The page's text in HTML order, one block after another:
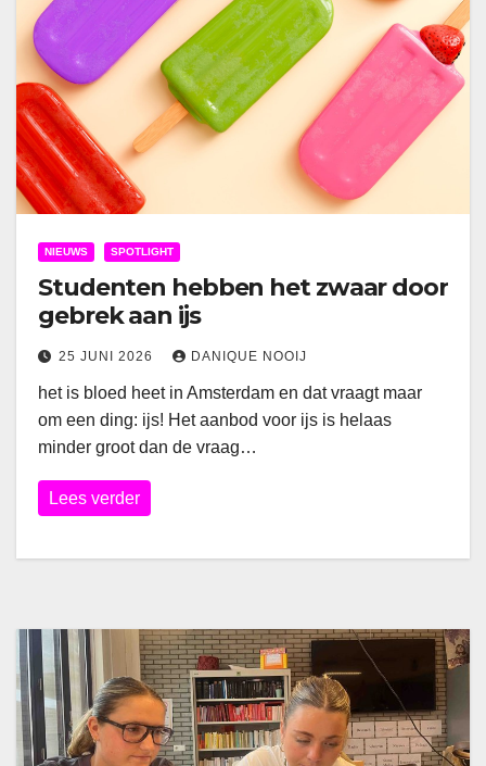
NIEUWS SPOTLIGHT
Studenten hebben het zwaar door
gebrek aan ijs
25 JUNI 2026 DANIQUE NOOIJ
het is bloed heet in Amsterdam en dat vraagt maar
om een ding: ijs! Het aanbod voor ijs is helaas
minder groot dan de vraag…
Lees verder